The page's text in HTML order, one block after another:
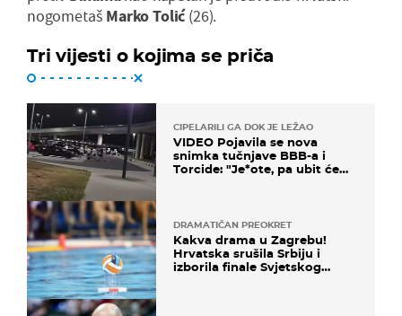
nogometaš Marko Tolić(26).
Tri vijesti o kojima se priča
CIPELARILI GA DOK JE LEŽAO
VIDEO Pojavila se nova
snimka tučnjave BBB-a i
Torcide: "Je*ote, pa ubit će
DRAMATIČAN PREOKRET
Kakva drama u Zagrebu!
Hrvatska srušila Srbiju i
izborila finale Svjetskog